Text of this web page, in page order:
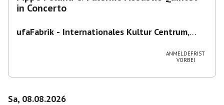
in Concerto
ufaFabrik - Internationales Kultur Centrum,
ANMELDEFRIST
VORBEI
Sa, 08.08.2026